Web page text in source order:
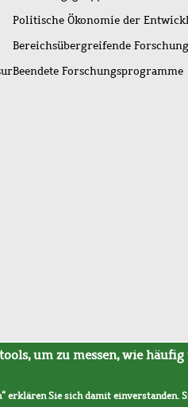
Politische Ökonomie der
Bereichsübergreifende Forschung
Beendete Forschungsprogramme
DatenschutzAVB
um zu messen, wie
erklären Sie sich damit einverstanden.